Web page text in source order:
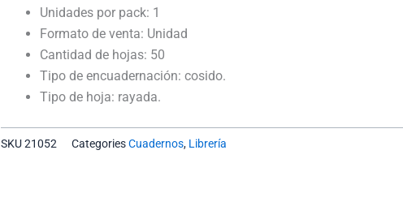
Unidades por pack: 1
Formato de venta: Unidad
Cantidad de hojas: 50
Tipo de encuadernación: cosido.
Tipo de hoja: rayada.
SKU21052 CategoriesCuadernos, Librería